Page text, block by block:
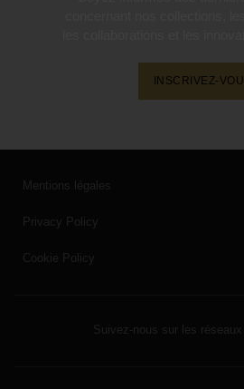
INSCRIVEZ-
Mentions légales
Privacy Policy
Cookie Policy
Suivez-nous sur les